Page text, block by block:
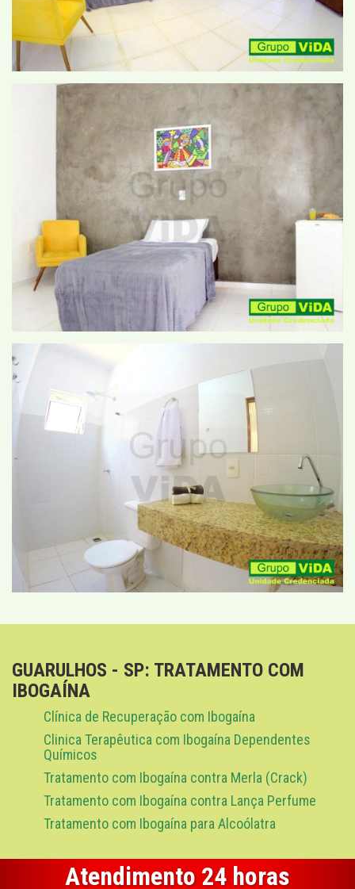
GUARULHOS - SP: TRATAMENTO COM
IBOGAÍNA
Clínica de Recuperação com Ibogaína
Clinica Terapêutica com Ibogaína Dependentes
Químicos
Tratamento com Ibogaína contra Merla (Crack)
Tratamento com Ibogaína contra Lança Perfume
Tratamento com Ibogaína para Alcoólatra
Atendimento 24 horas